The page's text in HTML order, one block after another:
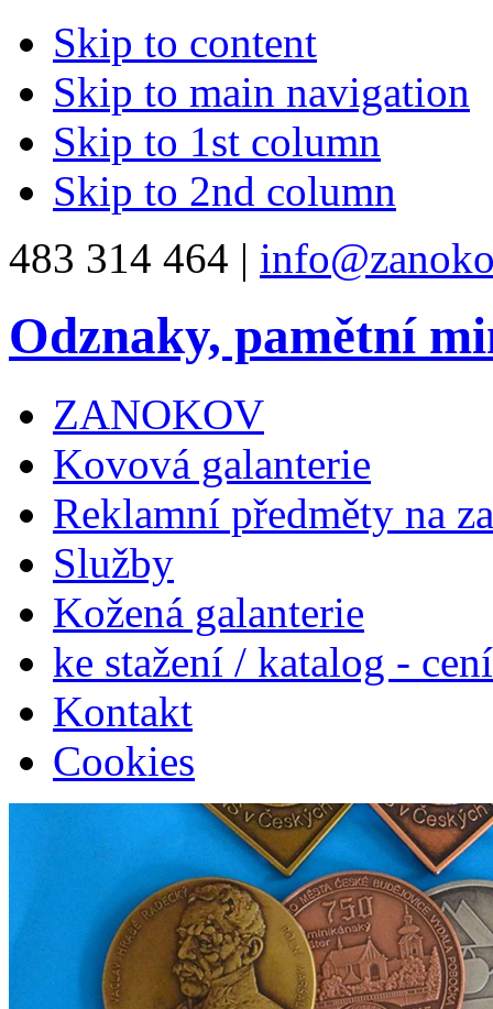
Skip to content
Skip to main navigation
Skip to 1st column
Skip to 2nd column
483 314 464 |
Odznaky, pamětní
ZANOKOV
Kovová galanterie
Reklamní předměty na
Služby
Kožená galanterie
ke stažení / katalog -
Kontakt
Cookies